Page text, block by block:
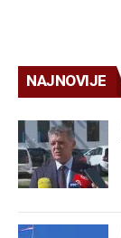
NAJNOVIJE